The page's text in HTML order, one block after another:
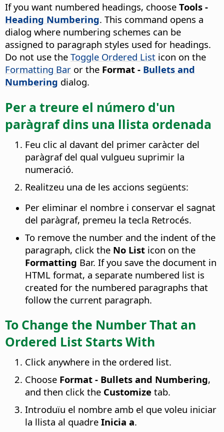
If you want numbered headings, choose Tools -
Heading Numbering. This command opens a
dialog where numbering schemes can be
assigned to paragraph styles used for headings.
Do not use the Toggle Ordered List icon on the
Formatting Bar or the Format - Bullets and
Numbering dialog.
Per a treure el número d'un
paràgraf dins una llista ordenada
Feu clic al davant del primer caràcter del
paràgraf del qual vulgueu suprimir la
numeració.
Realitzeu una de les accions següents:
Per eliminar el nombre i conservar el sagnat
del paràgraf, premeu la tecla Retrocés.
To remove the number and the indent of the
paragraph, click the No List icon on the
Formatting Bar. If you save the document in
HTML format, a separate numbered list is
created for the numbered paragraphs that
follow the current paragraph.
To Change the Number That an
Ordered List Starts With
Click anywhere in the ordered list.
Choose Format - Bullets and Numbering,
and then click the Customize tab.
Introduïu el nombre amb el que voleu iniciar
la llista al quadre Inicia a.